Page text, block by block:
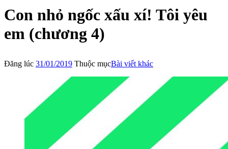
Con nhỏ ngốc xấu xí! Tôi yêu
em (chương 4)
Đăng lúc 31/01/2019 Thuộc mụcBài viết khác